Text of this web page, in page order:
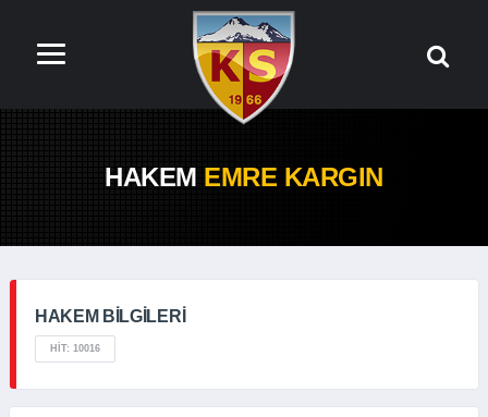
HAKEM EMRE KARGIN
HAKEM BILGILERI
HIT: 10016